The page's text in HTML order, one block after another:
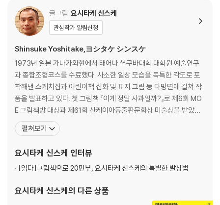
글그림 요시타케 신스케
관심작가 알림신청
Shinsuke Yoshitake,ヨシタケ シンスケ
1973년 일본 가나가와현에서 태어나 쓰쿠바대학 대학원 예술연구
과 종합조형코스를 수료했다. 사소한 일상 모습을 독특한 각도로 포
착해낸 스케치집과 어린이책 삽화 및 표지 그림 등 다방면에 걸쳐 작
품을 발표하고 있다. 첫 그림책 『이게 정말 사과일까?』로 제6회 MO
E 그림책방 대상과 제61회 산케이아동출판문화상 미술상을 받았다.
『이유가 있어요』로 제8회 MOE 그림책방 대상, 『벗지 말걸 그랬어』
로 볼로냐 라가치상 특별상, 『이게 정말 천국일까?』로 제51회 신풍상
리고 쓴 책으로 『결국 못 하고 끝난 일』
펼쳐보기
요시타케 신스케 인터뷰
[읽다]그림책으로 20만부, 요시타케 신스케의 특별한 발상법
요시타케 신스케 의 다른 상품